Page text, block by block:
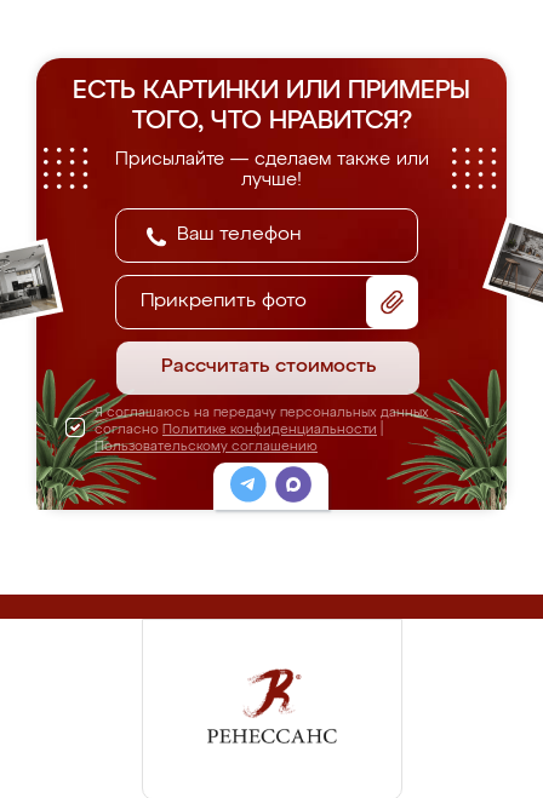
ЕСТЬ КАРТИНКИ ИЛИ ПРИМЕРЫ
ТОГО, ЧТО НРАВИТСЯ?
Присылайте — сделаем также или
лучше!
Прикрепить фото
Рассчитать стоимость
Я соглашаюсь на передачу персональных данных
согласно Политике конфиденциальности
Пользовательскому соглашению